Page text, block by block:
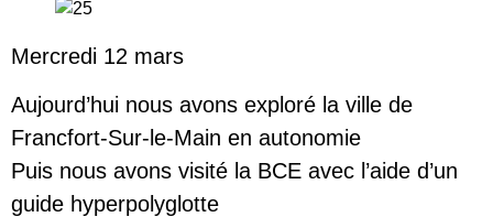
Mercredi 12 mars
Aujourd’hui nous avons exploré la ville de
Francfort-Sur-le-Main en autonomie
Puis nous avons visité la BCE avec l’aide d’un
guide hyperpolyglotte